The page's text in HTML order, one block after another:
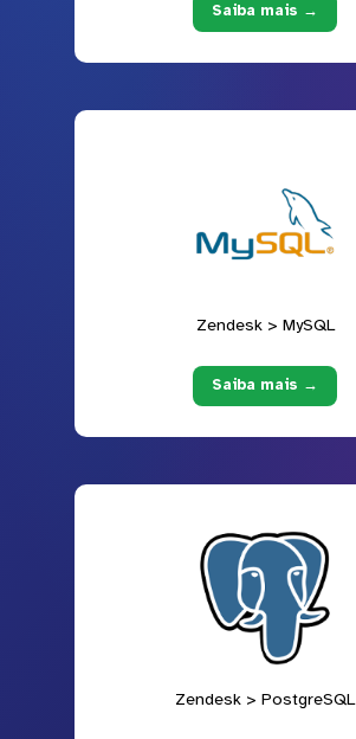
Saiba mais →
Zendesk > MySQL
Saiba mais →
Zendesk > PostgreSQL